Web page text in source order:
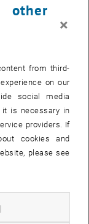
erfolgt
seitens der
jedoch immer
die den
in die Höhe
sind X-by-Wire
Komponenten.
×
from third-
on our
social media
it is necessary in
providers. If
cookies and
please see